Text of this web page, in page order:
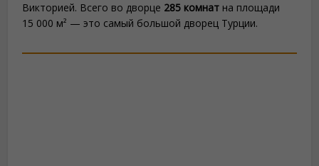
Викторией. Всего во дворце 285 комнат на площади
15 000 м² — это самый большой дворец Турции.